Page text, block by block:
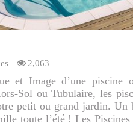
2,063
et Image d’une
Sol ou Tubulaire, les
petit ou grand jardin. Un
toute l’été ! Les